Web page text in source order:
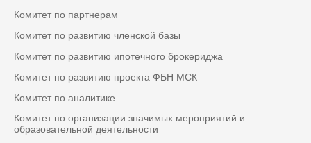
Комитет по партнерам
Комитет по развитию членской базы
Комитет по развитию ипотечного брокериджа
Комитет по развитию проекта ФБН МСК
Комитет по аналитике
Комитет по организации значимых мероприятий и
образовательной деятельности